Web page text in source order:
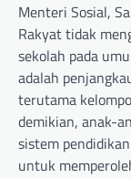
Menteri Sosial,
Rakyat tidak
sekolah pada
adalah
terutama
demikian, anak-
sistem
untuk